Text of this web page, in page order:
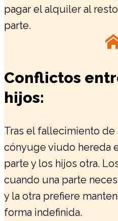
pagar el alquiler al
parte.
Conflictos
hijos:
Tras el fallecimiento
cónyuge viudo hereda
parte y los hijos otra.
cuando una parte
y la otra prefiere
forma indefinida.